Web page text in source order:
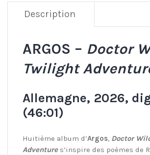
Description
ARGOS – Doctor
Twilight
Allemagne, 2026,
(46:01)
Huitième album d’Argos, Doctor
Adventure s’inspire des poèmes de